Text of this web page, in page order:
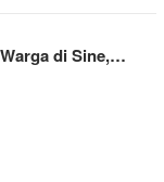
di Sine,…